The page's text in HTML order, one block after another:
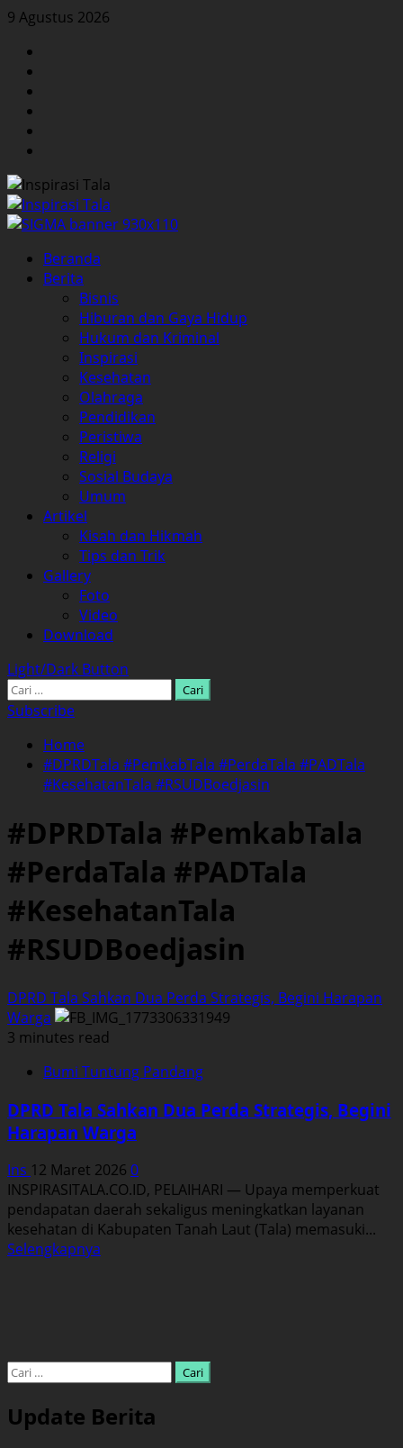
Skip
content
9 Agustus 2026
Primary
Menu
Beranda
Berita
Bisnis
Hiburan dan Gaya Hidup
Hukum dan Kriminal
Inspirasi
Kesehatan
Olahraga
Pendidikan
Peristiwa
Religi
Sosial Budaya
Umum
Artikel
Kisah dan Hikmah
Tips dan Trik
Gallery
Foto
Video
Download
Light/Dark Button
Cari
untuk:
Subscribe
Home
#DPRDTala #PemkabTala #PerdaTala #PADTala
#KesehatanTala #RSUDBoedjasin
#DPRDTala #PemkabTala
#PerdaTala #PADTala
#KesehatanTala
#RSUDBoedjasin
DPRD Tala Sahkan Dua Perda Strategis, Begini Harapan
Warga
3 minutes read
Bumi Tuntung Pandang
DPRD Tala Sahkan Dua Perda Strategis, Begini
Harapan Warga
Ins 12 Maret 2026 0
INSPIRASITALA.CO.ID, PELAIHARI — Upaya memperkuat
pendapatan daerah sekaligus meningkatkan layanan
kesehatan di Kabupaten Tanah Laut (Tala) memasuki...
Selengkapnya
Dua
Perda
Strategis,
Begini
Cari
Update Berita